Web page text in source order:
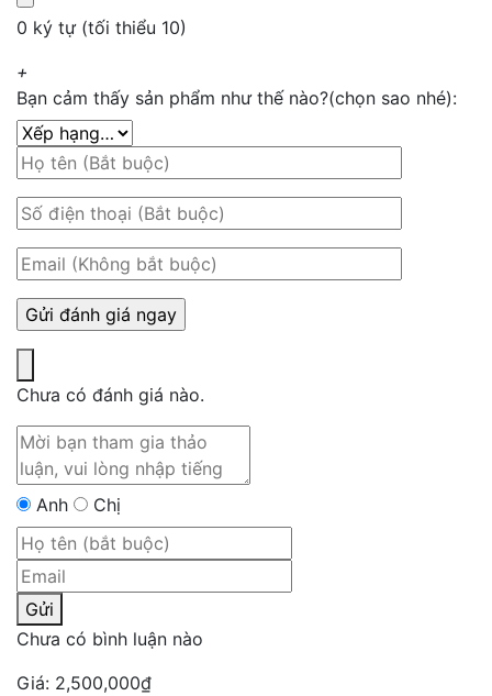
0 ký tự (tối thiểu 10)
+
Bạn cảm thấy sản phẩm như thế nào?(chọn sao nhé):
Chưa có đánh giá nào.
Anh Chị
Gửi
Chưa có bình luận nào
Giá: 2,500,000₫